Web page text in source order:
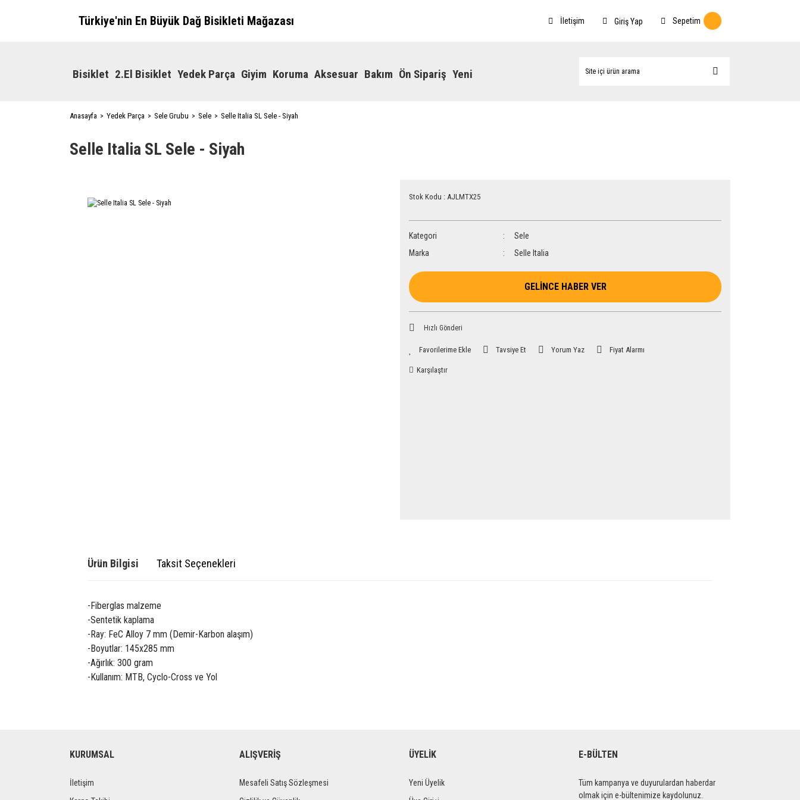
Türkiye'nin En Büyük Dağ Bisikleti Mağazası İletişim Giriş Yap Sepetim
Bisiklet 2.El Bisiklet Yedek Parça Giyim Koruma Aksesuar Bakım Ön Sipariş Yeni
Anasayfa Yedek Parça Sele Grubu Sele Selle Italia SL Sele - Siyah
Selle Italia SL Sele - Siyah
Stok Kodu : AJLMTX25
Kategori
Sele
Marka
Selle Italia
GELİNCE HABER VER
Hızlı Gönderi
Tavsiye Et Yorum Yaz Fiyat Alarmı
Karşılaştır
Ürün Bilgisi Taksit Seçenekleri
-Fiberglas malzeme
-Sentetik kaplama
-Ray: FeC Alloy 7 mm (Demir-Karbon alaşım)
-Boyutlar: 145x285 mm
-Ağırlık: 300 gram
-Kullanım: MTB, Cyclo-Cross ve Yol
KURUMSAL
İletişim
ALIŞVERİŞ
Mesafeli Satış Sözleşmesi
ÜYELİK
Yeni Üyelik
E-BÜLTEN
Tüm kampanya ve duyurulardan haberdar
olmak için e-bültenimize kaydolunuz.